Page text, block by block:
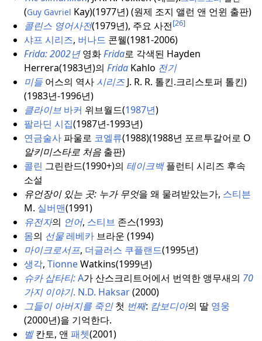
(Guy Gavriel Kay)(1977년) (원제 조지 앨런 앤 언윈 출판)
콜린스 영어사전(1979년), 주요 사전[26]
샤프 시리즈, 버나드 콘웰(1981-2006)
Frida: 2002년영화Frida로 각색된 Hayden
Herrera(1983년)의 FridaKahlo 전기
미들어스의 역사 시리즈J. R. R. 톨킨.크리스토퍼 톨킨)
(1983년-1996년)
클라이브 바커 위브월드(1987년)
팔라딘 시집(1987년-1993년)
연금술사파울로 코엘류(1988)(1988년 포르투갈어로 O
알키미스타로 처음출판)
콜린 그린란드(1990+)의 테이크백플런티 시리즈 후속
소설
유언장이 있는 곳: 누가 무엇을 왜 물려받았는가, 스티븐
M. 실버맨(1991)
유전자의 언어, 스티브 존스(1993)
몸의 선물 레베카브라운 (1994)
마이크로서프, 더글러스 쿠플랜드(1995년)
생각, TionneWatkins(1999년)
슈카 삽타티: A가 산스크리트어에서 번역한 앵무새의 70
가지 이야기. N.D. Haksar(2000)
그들이 아버지를 죽인첫 번째: 캄보디아의 딸 영웅
(2000년)을 기억한다.
벨칸토, 앤 패쳇(2001)